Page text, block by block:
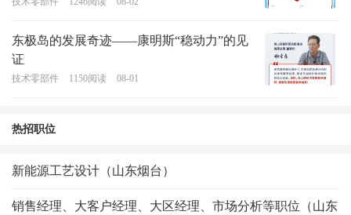
东极岛的发展奇迹——康明斯“稳动力”的见
证
技术零部件 1150阅读 08-01
热招职位
新能源工艺设计（山东烟台）
销售经理、大客户经理、大区经理、市场分析等职位（山东